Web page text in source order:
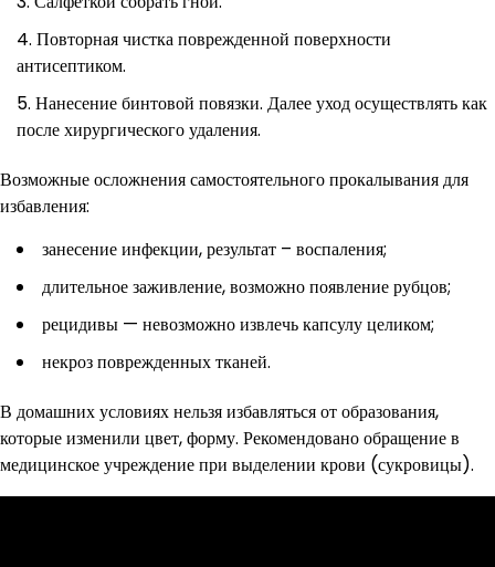
Повторная чистка поврежденной поверхности
антисептиком.
Нанесение бинтовой повязки. Далее уход осуществлять как
после хирургического удаления.
Возможные осложнения самостоятельного прокалывания для
избавления:
занесение инфекции, результат – воспаления;
длительное заживление, возможно появление рубцов;
рецидивы — невозможно извлечь капсулу целиком;
некроз поврежденных тканей.
В домашних условиях нельзя избавляться от образования,
которые изменили цвет, форму. Рекомендовано обращение в
медицинское учреждение при выделении крови (сукровицы).